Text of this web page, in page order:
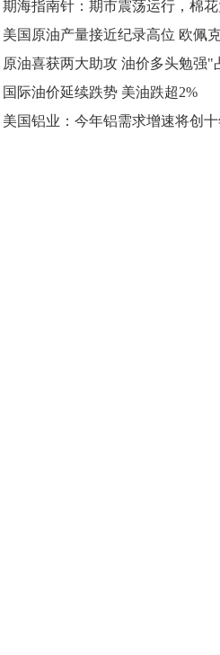
2.5%，棕榈油涨近2%，菜粕涨
10:17
【研报精选】国内期货机构对8月5
油期货走势预测
原油喜获两大助攻 油价多头勉强"
国际油价延续跌势 美油跌超2%
美国铝业：今年铝需求增速将创